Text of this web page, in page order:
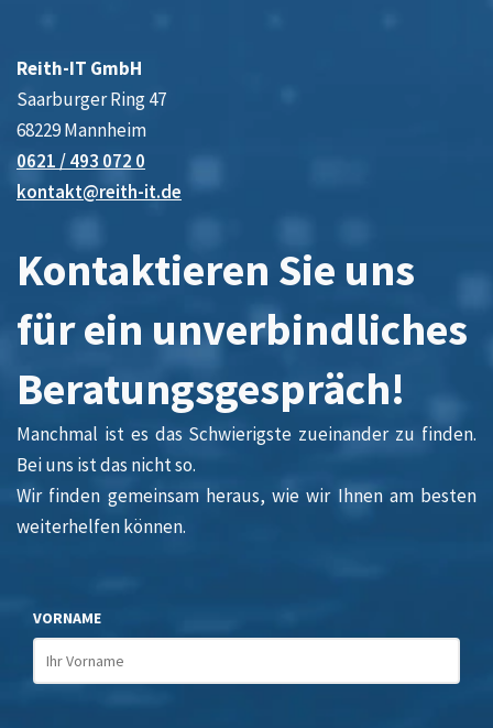
Reith-IT GmbH
Saarburger Ring 47
68229 Mannheim
0621 / 493 072 0
kontakt@reith-it.de
Kontaktieren Sie uns
für ein unverbindliches
Beratungsgespräch!
Manchmal ist es das Schwierigste zueinander zu finden.
Bei uns ist das nicht so.
Wir finden gemeinsam heraus, wie wir Ihnen am besten
weiterhelfen können.
VORNAME